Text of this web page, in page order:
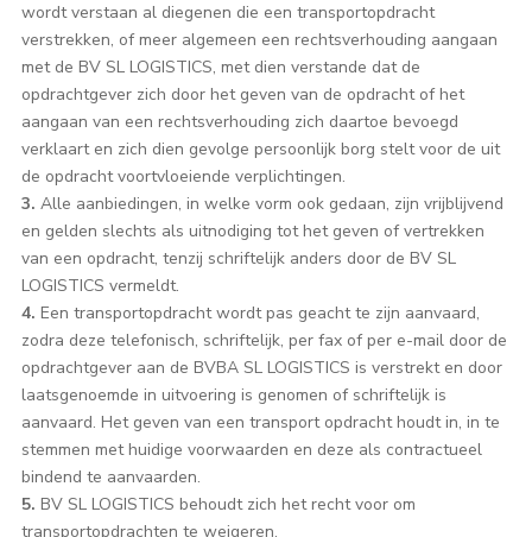
wordt verstaan al diegenen die een transportopdracht
verstrekken, of meer algemeen een rechtsverhouding aangaan
met de BV SL LOGISTICS, met dien verstande dat de
opdrachtgever zich door het geven van de opdracht of het
aangaan van een rechtsverhouding zich daartoe bevoegd
verklaart en zich dien gevolge persoonlijk borg stelt voor de uit
de opdracht voortvloeiende verplichtingen.
3. Alle aanbiedingen, in welke vorm ook gedaan, zijn vrijblijvend
en gelden slechts als uitnodiging tot het geven of vertrekken
van een opdracht, tenzij schriftelijk anders door de BV SL
LOGISTICS vermeldt.
4. Een transportopdracht wordt pas geacht te zijn aanvaard,
zodra deze telefonisch, schriftelijk, per fax of per e-mail door de
opdrachtgever aan de BVBA SL LOGISTICS is verstrekt en door
laatsgenoemde in uitvoering is genomen of schriftelijk is
aanvaard. Het geven van een transport opdracht houdt in, in te
stemmen met huidige voorwaarden en deze als contractueel
bindend te aanvaarden.
5. BV SL LOGISTICS behoudt zich het recht voor om
transportopdrachten te weigeren.